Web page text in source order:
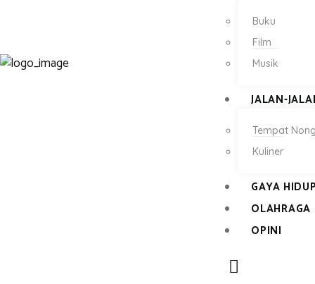
Buku
Film
Musik
JALAN-
Tempat
Kuliner
GAYA
OLAHRAGA
OPINI